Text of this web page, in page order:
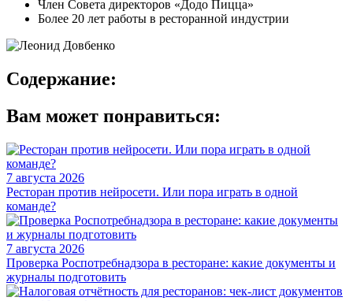
Член Совета директоров «Додо Пицца»
Более 20 лет работы в ресторанной индустрии
Содержание:
Вам может понравиться:
7 августа 2026
Ресторан против нейросети. Или пора играть в одной
команде?
7 августа 2026
Проверка Роспотребнадзора в ресторане: какие документы и
журналы подготовить